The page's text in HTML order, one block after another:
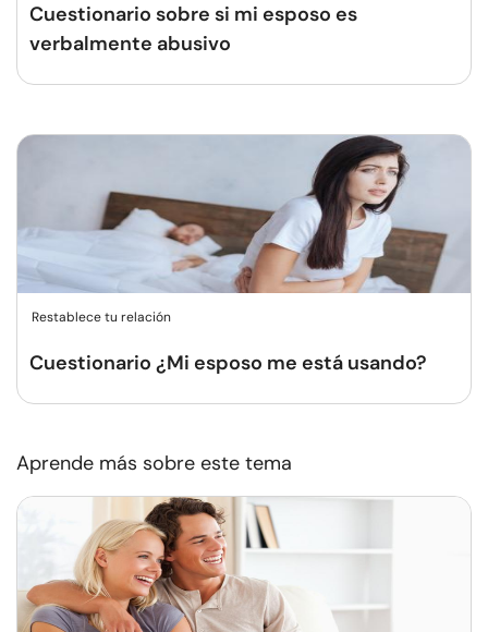
Cuestionario sobre si mi esposo es
verbalmente abusivo
Restablece tu relación
Cuestionario ¿Mi esposo me está usando?
Aprende más sobre este tema